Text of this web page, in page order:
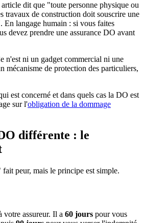
dit que "toute personne physique ou
travaux de construction doit souscrire une
En langage humain : si vous faites
devez prendre une assurance DO avant
n'est ni un gadget commercial ni une
mécanisme de protection des particuliers,
est concerné et dans quels cas la DO est
sur l'obligation de la dommage
différente : le
peur, mais le principe est simple.
votre assureur. Il a 60 jours pour vous